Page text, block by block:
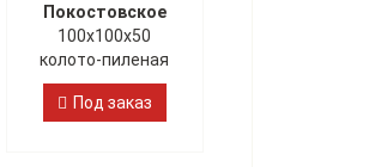
Покостовское
100х100х50
колото-пиленая
Под заказ